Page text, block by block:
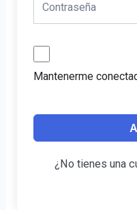
Mantenerme
¿No tienes una